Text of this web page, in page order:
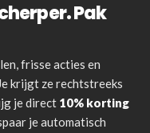
Pak
frisse acties en
krijgt ze rechtstreeks
je direct 10% korting
je automatisch